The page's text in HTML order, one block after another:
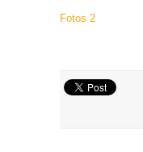
Fotos 2